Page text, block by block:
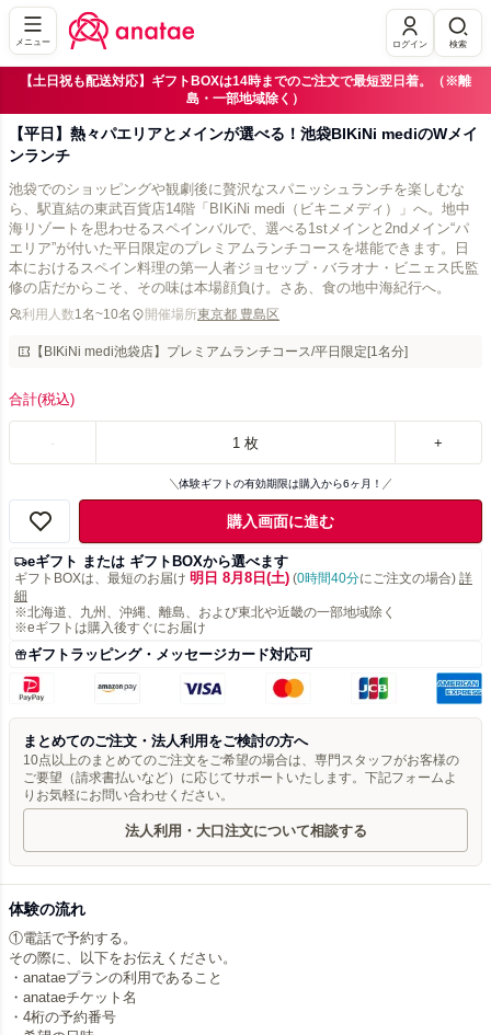
メニュー ログイン 検索
【土日祝も配送対応】ギフトBOXは14時までのご注文で最短翌日着。（※離
島・一部地域除く）
【平日】熱々パエリアとメインが選べる！池袋BIKiNi mediのWメイ
ンランチ
池袋でのショッピングや観劇後に贅沢なスパニッシュランチを楽しむな
ら、駅直結の東武百貨店14階「BIKiNi medi（ビキニメディ）」へ。地中
海リゾートを思わせるスペインバルで、選べる1stメインと2ndメイン“パ
エリア”が付いた平日限定のプレミアムランチコースを堪能できます。日
本におけるスペイン料理の第一人者ジョセップ・バラオナ・ビニェス氏監
修の店だからこそ、その味は本場顔負け。さあ、食の地中海紀行へ。
利用人数1名~10名 開催場所東京都 豊島区
【BIKiNi medi池袋店】プレミアムランチコース/平日限定[1名分]
合計(税込)
- 1 枚 +
体験ギフトの有効期限は購入から6ヶ月！
購入画面に進む
eギフト または ギフトBOXから選べます
ギフトBOXは、最短のお届け 明日 8月8日(土) (0時間40分にご注文の場合) 詳
細
※北海道、九州、沖縄、離島、および東北や近畿の一部地域除く
※eギフトは購入後すぐにお届け
ギフトラッピング・メッセージカード対応可
まとめてのご注文・法人利用をご検討の方へ
10点以上のまとめてのご注文をご希望の場合は、専門スタッフがお客様の
ご要望（請求書払いなど）に応じてサポートいたします。下記フォームよ
りお気軽にお問い合わせください。
法人利用・大口注文について相談する
体験の流れ
①電話で予約する。
その際に、以下をお伝えください。
・anataeプランの利用であること
・anataeチケット名
・4桁の予約番号